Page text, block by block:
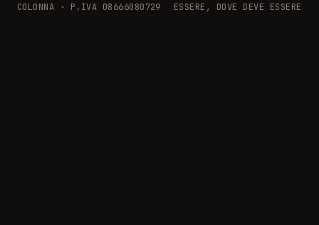
COLONNA · P.IVA 08666080729
ESSERE, DOVE DEVE ESSERE